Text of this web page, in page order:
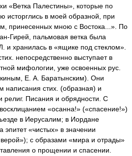
«Ветка Палестины», которые по
исторглись в моей образной, при
принесенных мною с Востока...». По
Гирей, пальмовая ветка была
и хранилась в «ящике под стеклом».
непосредственно выступает в
мифологии, уже освоенных рус.
Е. А. Баратынским). Они
написания стих. (образная) и
религ. Писания и обрядности. С
«осанна!» («спасение!»)
в Иерусалим; в Иордане
эпитет «чистых» в значении
с образами «мира и отрады»
о прощении и спасении.